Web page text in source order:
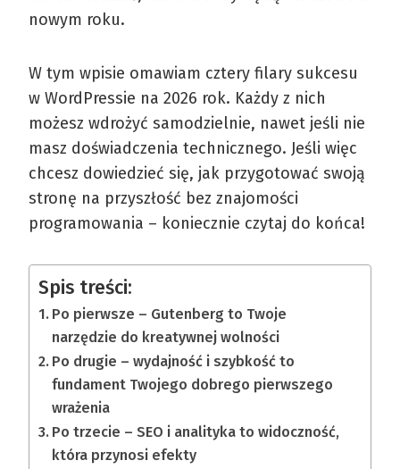
nowym roku.
W tym wpisie omawiam cztery filary sukcesu
w WordPressie na 2026 rok. Każdy z nich
możesz wdrożyć samodzielnie, nawet jeśli nie
masz doświadczenia technicznego. Jeśli więc
chcesz dowiedzieć się, jak przygotować swoją
stronę na przyszłość bez znajomości
programowania – koniecznie czytaj do końca!
Spis treści:
Po pierwsze – Gutenberg to Twoje
narzędzie do kreatywnej wolności
Po drugie – wydajność i szybkość to
fundament Twojego dobrego pierwszego
wrażenia
Po trzecie – SEO i analityka to widoczność,
która przynosi efekty